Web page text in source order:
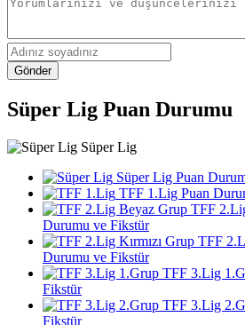
Gönder
Süper Lig Puan Durumu
Süper Lig
Süper Lig Puan
TFF 1.Lig Puan
TFF
Durumu ve Fikstür
TFF
Durumu ve Fikstür
TFF 3.Lig
Fikstür
TFF 3.Lig
Fikstür